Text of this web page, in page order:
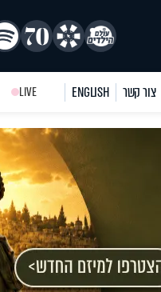
צור קשר ENGLISH
LIVE